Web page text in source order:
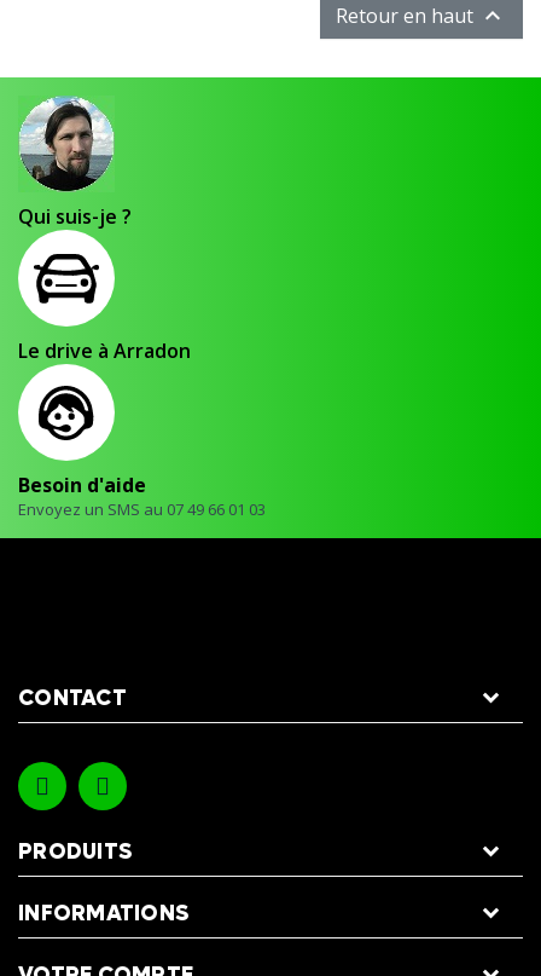
Retour en haut 
Qui suis-je ?
Le drive à Arradon
Besoin d'aide
Envoyez un SMS au 07 49 66 01 03
CONTACT
PRODUITS
INFORMATIONS